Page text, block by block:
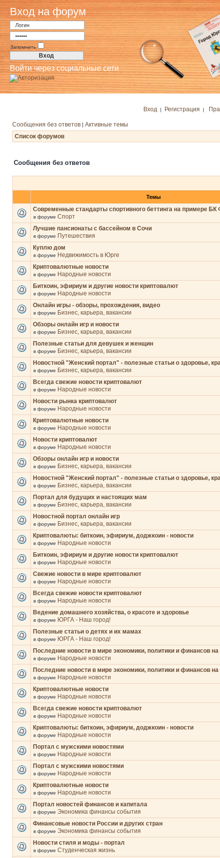
Вход на форум
Запомнить
Войти через социальные сети
Вход | Регистрация |
Сообщения без ответов | Активные темы
Список форумов
Сообщения без ответов
Темы
Современные стандарты спортивного беттинга на примере БК
в форуме Спорт
Лучшие пансионаты с бассейном в Сочи
в форуме Путешествия
Куплю дом
в форуме Недвижимость в Юрге
Криптовалютные новости
в форуме Народные новости
Биткоин, эфириум и другие новости криптовалют
в форуме Народные новости
Онлайн игры - обзоры, прохождения, видео
в форуме Бизнес, карьера, вакансии
Обзоры онлайн игр и новости
в форуме Бизнес, карьера, вакансии
Полезные статьи для девушек и женщин
в форуме Бизнес, карьера, вакансии
Новостной "Женский портал" - полезные статьи о здоровье,
в форуме Бизнес, карьера, вакансии
Всегда свежие новости криптовалют
в форуме Народные новости
Новости рынка криптовалют
в форуме Народные новости
Криптовалютные новости
в форуме Народные новости
Новости криптовалют
в форуме Народные новости
Обзоры онлайн игр и новости
в форуме Бизнес, карьера, вакансии
Новостной "Женский портал" - полезные статьи о здоровье,
в форуме Бизнес, карьера, вакансии
Портал для будущих и настоящих мам
в форуме Бизнес, карьера, вакансии
Новостной портал онлайн игр
в форуме Бизнес, карьера, вакансии
Криптовалюты: биткоин, эфириум, доджкоин - новости
в форуме Народные новости
Биткоин, эфириум и другие новости криптовалют
в форуме Народные новости
Свежие новости в мире криптовалют
в форуме Народные новости
Всегда свежие новости криптовалют
в форуме Народные новости
Ведение домашнего хозяйства, о красоте и здоровье
в форуме ЮРГА - Наш город!
Полезные статьи о детях и их мамах
в форуме ЮРГА - Наш город!
Последние новости в мире экономики, политики и финансов на
в форуме Народные новости
Последние новости в мире экономики, политики и финансов на
в форуме Народные новости
Криптовалютные новости
в форуме Народные новости
Всегда свежие новости криптовалют
в форуме Народные новости
Криптовалюты: биткоин, эфириум, доджкоин - новости
в форуме Народные новости
Портал с мужскими новостями
в форуме Народные новости
Портал с мужскими новостями
в форуме Народные новости
Криптовалютные новости
в форуме Народные новости
Портал новостей финансов и капитала
в форуме Экономика финансы события
Финансовые новости России и других стран
в форуме Экономика финансы события
Новости стиля и моды - портал
в форуме Студенческая жизнь